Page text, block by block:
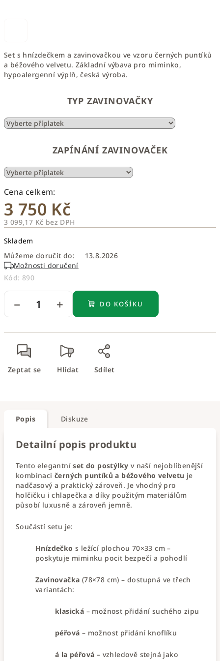
Set s hnízdečkem a zavinovačkou ve vzoru černých puntíků
a béžového velvetu. Základní výbava pro miminko,
hypoalergenní výplň, česká výroba.
TYP ZAVINOVAČKY
ZAPÍNÁNÍ ZAVINOVAČEK
3 750 Kč
3 099,17 Kč bez DPH
cena:
Skladem
Můžeme doručit do:
13.8.2026
Možnosti doručení
Kód: 890
+
− DO KOŠÍKU
Zeptat se Hlídat Sdílet
Popis Diskuze
Detailní popis produktu
Tento elegantníset do postýlky v naší nejoblíbenější
kombinacičerných puntíků a béžového velvetu je
nadčasový a praktický zároveň. Je vhodný pro
holčičku i chlapečka a díky použitým materiálům
působí luxusně a zároveň jemně.
Součástí setu je:
Hnízdečko s ležící plochou 70×33 cm –
poskytuje miminku pocit bezpečí a pohodlí
Zavinovačka (78×78 cm) – dostupná ve třech
variantách:
klasická – možnost přidání suchého zipu
péřová – možnost přidání knoflíku
á la péřová – vzhledově stejná jako